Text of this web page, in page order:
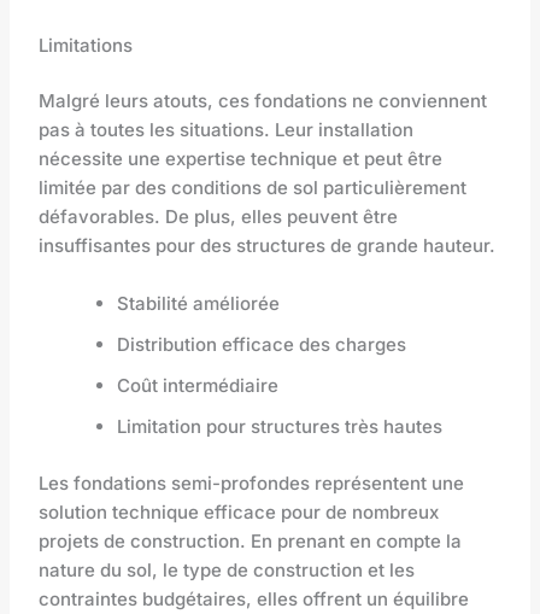
Limitations
Malgré leurs atouts, ces fondations ne conviennent
pas à toutes les situations. Leur installation
nécessite une expertise technique et peut être
limitée par des conditions de sol particulièrement
défavorables. De plus, elles peuvent être
insuffisantes pour des structures de grande hauteur.
Stabilité améliorée
Distribution efficace des charges
Coût intermédiaire
Limitation pour structures très hautes
Les fondations semi-profondes représentent une
solution technique efficace pour de nombreux
projets de construction. En prenant en compte la
nature du sol, le type de construction et les
contraintes budgétaires, elles offrent un équilibre